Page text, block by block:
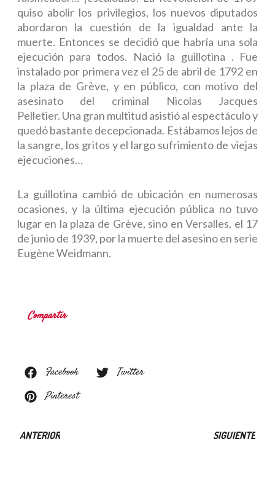
quiso abolir los privilegios, los nuevos diputados
abordaron la cuestión de la igualdad ante la
muerte. Entonces se decidió que habría una sola
ejecución para todos. Nacióla guillotina . Fue
instalado por primera vez el 25 de abril de 1792 en
la plaza de Grève, y en público, con motivo del
asesinato del criminal Nicolas Jacques
Pelletier. Una gran multitud asistió al espectáculo y
quedó bastante decepcionada. Estábamos lejos de
la sangre, los gritos y el largo sufrimiento de viejas
ejecuciones…
La guillotina cambió de ubicación en numerosas
ocasiones, y la última ejecución pública no tuvo
lugar en la plaza de Grève, sino en Versalles, el 17
de junio de 1939, por la muerte del asesino en serie
Eugène Weidmann.
Compartir
Facebook
Twitter
Pinterest
ANTERIOR SIGUIENTE